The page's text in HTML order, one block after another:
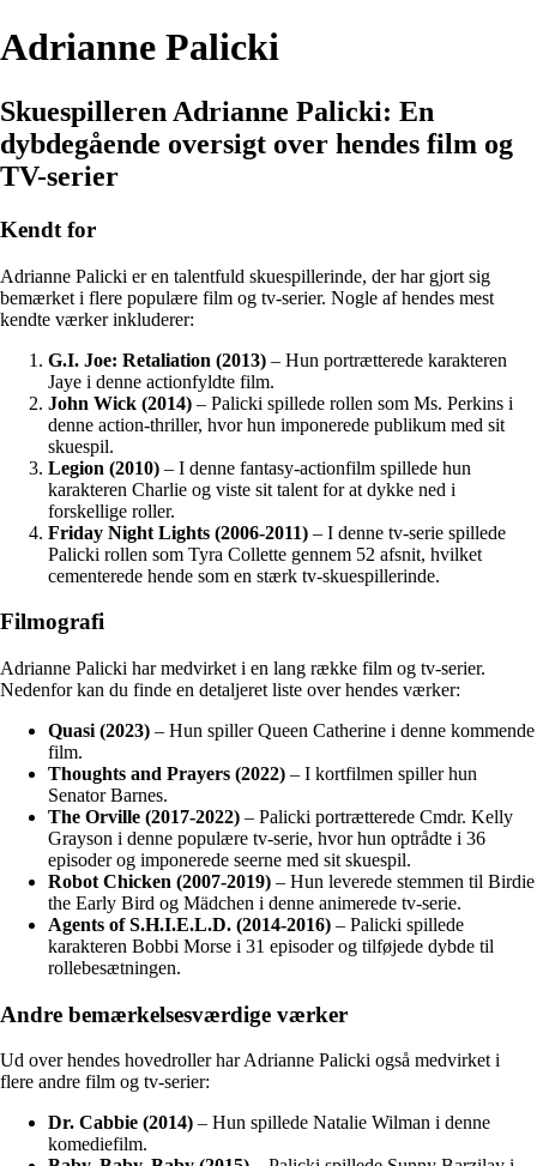
Adrianne Palicki
Skuespilleren Adrianne Palicki: En
dybdegående oversigt over hendes film og
TV-serier
Kendt for
Adrianne Palicki er en talentfuld skuespillerinde, der har gjort sig
bemærket i flere populære film og tv-serier. Nogle af hendes mest
kendte værker inkluderer:
G.I. Joe: Retaliation (2013) – Hun portrætterede karakteren
Jaye i denne actionfyldte film.
John Wick (2014) – Palicki spillede rollen som Ms. Perkins i
denne action-thriller, hvor hun imponerede publikum med sit
skuespil.
Legion (2010) – I denne fantasy-actionfilm spillede hun
karakteren Charlie og viste sit talent for at dykke ned i
forskellige roller.
Friday Night Lights (2006-2011) – I denne tv-serie spillede
Palicki rollen som Tyra Collette gennem 52 afsnit, hvilket
cementerede hende som en stærk tv-skuespillerinde.
Filmografi
Adrianne Palicki har medvirket i en lang række film og tv-serier.
Nedenfor kan du finde en detaljeret liste over hendes værker:
Quasi (2023) – Hun spiller Queen Catherine i denne kommende
film.
Thoughts and Prayers (2022) – I kortfilmen spiller hun
Senator Barnes.
The Orville (2017-2022) – Palicki portrætterede Cmdr. Kelly
Grayson i denne populære tv-serie, hvor hun optrådte i 36
episoder og imponerede seerne med sit skuespil.
Robot Chicken (2007-2019) – Hun leverede stemmen til Birdie
the Early Bird og Mädchen i denne animerede tv-serie.
Agents of S.H.I.E.L.D. (2014-2016) – Palicki spillede
karakteren Bobbi Morse i 31 episoder og tilføjede dybde til
rollebesætningen.
Andre bemærkelsesværdige værker
Ud over hendes hovedroller har Adrianne Palicki også medvirket i
flere andre film og tv-serier:
Dr. Cabbie (2014) – Hun spillede Natalie Wilman i denne
komediefilm.